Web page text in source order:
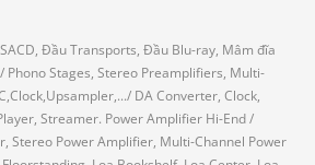
Đầu Transports, Đầu Blu-ray, Mâm đĩa
/ Phono Stages, Stereo Preamplifiers, Multi-
/ DA Converter, Clock,
Streamer. Power Amplifier Hi-End/
Stereo Power Amplifier, Multi-Channel Power